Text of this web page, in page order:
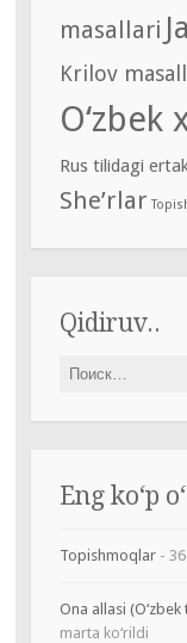
masallari
Krilov
O‘zbek
Rus tilidagi
She’rlar
Qidiruv..
Найти:
Eng ko‘p
Topishmoqlar-
Ona allasi
marta ko‘rildi